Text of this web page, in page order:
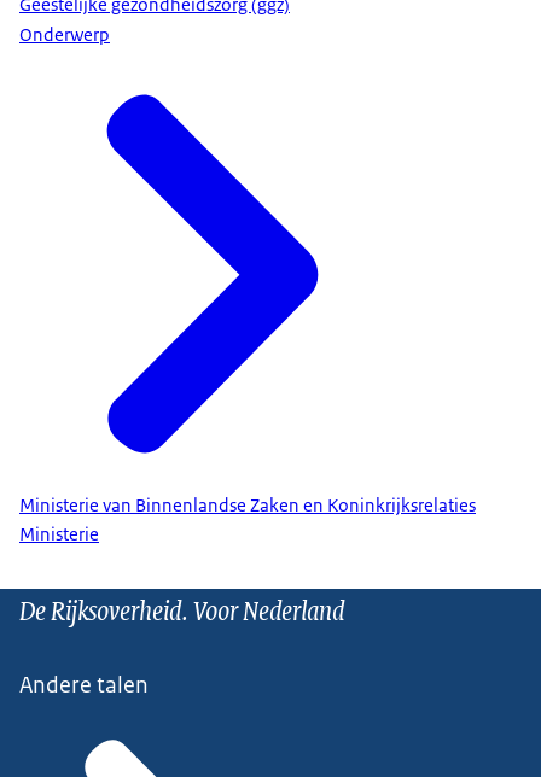
Geestelijke gezondheidszorg (ggz)
Onderwerp
Ministerie van Binnenlandse Zaken en Koninkrijksrelaties
Ministerie
De Rijksoverheid. Voor Nederland
Andere talen